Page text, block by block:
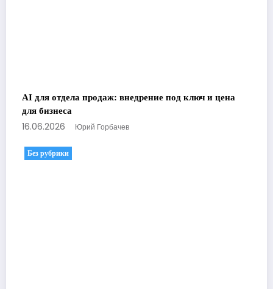
AI для отдела продаж: внедрение под ключ и цена
для бизнеса
16.06.2026 Юрий Горбачев
Без рубрики